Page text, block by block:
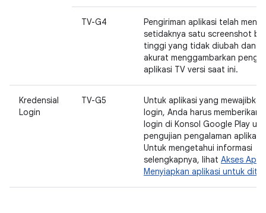
TV-G4
Pengiriman aplikasi telah
setidaknya satu screenshot
tinggi yang tidak diubah dan
akurat menggambarkan
aplikasi TV versi saat ini.
Kredensial
Login
TV-G5
Untuk aplikasi yang
login, Anda harus memberikan
login di Konsol Google Play
pengujian pengalaman aplikasi
Untuk mengetahui informasi
selengkapnya, lihat Akses
Menyiapkan aplikasi untuk